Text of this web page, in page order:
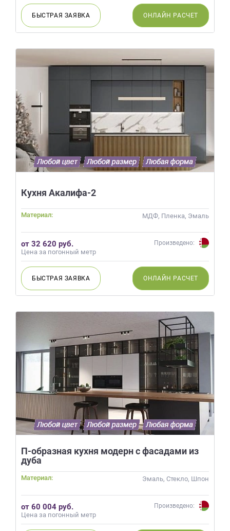
БЫСТРАЯ ЗАЯВКА ОНЛАЙН РАСЧЕТ
Кухня Акалифа-2
Материал: МДФ, Пленка, Эмаль
от 32 620 руб.
Цена за погонный метр
Произведено:
БЫСТРАЯ ЗАЯВКА ОНЛАЙН РАСЧЕТ
П-образная кухня модерн с фасадами из
дуба
Материал: Эмаль, Стекло, Шпон
от 60 004 руб.
Цена за погонный метр
Произведено: